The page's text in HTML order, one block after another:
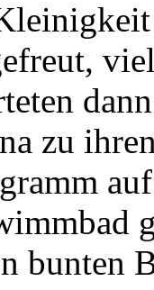
zu
bunten